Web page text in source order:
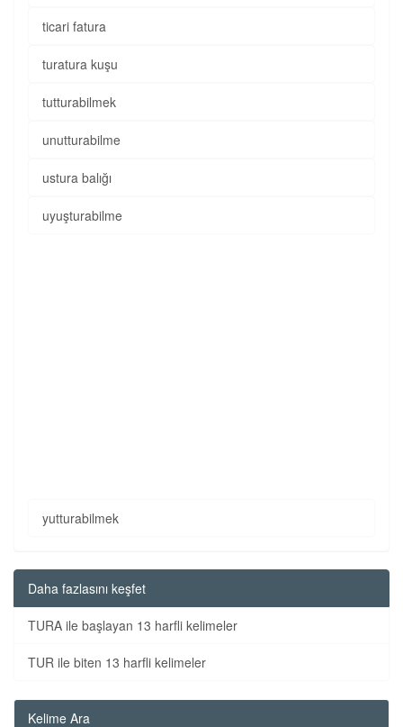
ticari fatura
turatura kuşu
tutturabilmek
unutturabilme
ustura balığı
uyuşturabilme
yutturabilmek
Daha fazlasını keşfet
TURA ile başlayan 13 harfli kelimeler
TUR ile biten 13 harfli kelimeler
Kelime Ara